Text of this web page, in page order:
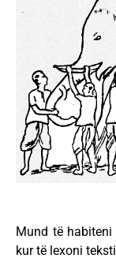
Mund të
kur të lexoni